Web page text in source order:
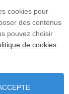
une
cookies pour
des contenus
pouvez choisir
de cookies